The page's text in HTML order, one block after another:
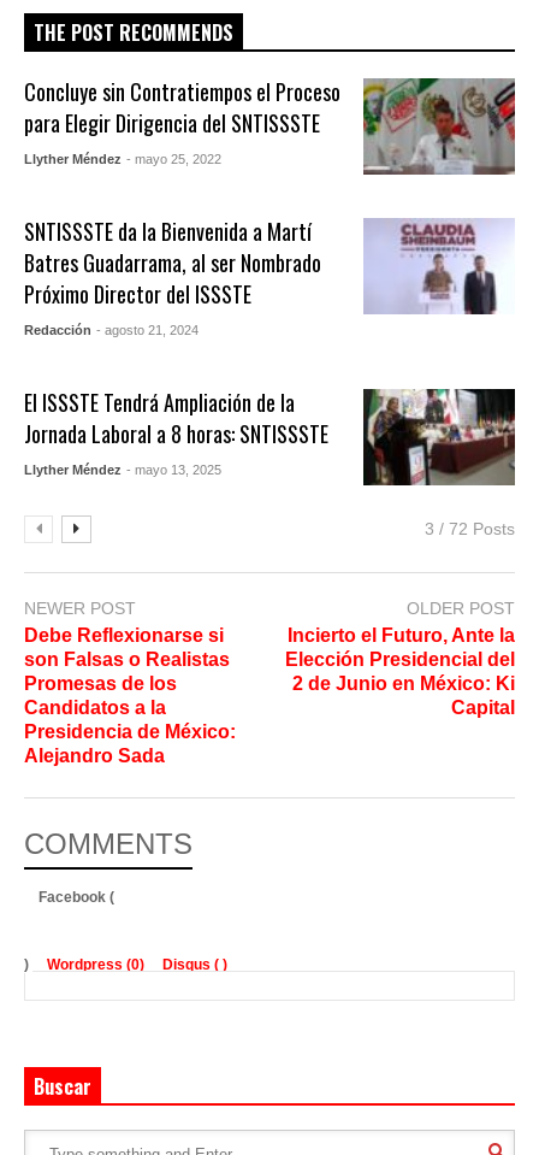
THE POST RECOMMENDS
Concluye sin Contratiempos el Proceso
para Elegir Dirigencia del SNTISSSTE
Llyther Méndez - mayo 25, 2022
SNTISSSTE da la Bienvenida a Martí
Batres Guadarrama, al ser Nombrado
Próximo Director del ISSSTE
Redacción - agosto 21, 2024
El ISSSTE Tendrá Ampliación de la
Jornada Laboral a 8 horas: SNTISSSTE
Llyther Méndez - mayo 13, 2025
3 / 72 Posts
NEWER POST
Debe Reflexionarse si
son Falsas o Realistas
Promesas de los
Candidatos a la
Presidencia de México:
Alejandro Sada
OLDER POST
Incierto el Futuro, Ante la
Elección Presidencial del
2 de Junio en México: Ki
Capital
COMMENTS
Facebook (
) Wordpress (0) Disqus ( )
Buscar